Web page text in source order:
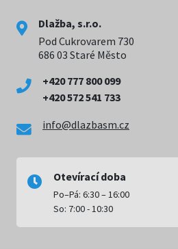
Dlažba, s.r.o.
Pod Cukrovarem 730
686 03 Staré Město
+420 777 800 099
+420 572 541 733
info@dlazbasm.cz
Otevírací doba
Po–Pá: 6:30 – 16:00
So: 7:00 - 10:30